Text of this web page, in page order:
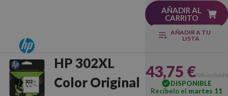
AÑADIR AL
CARRITO
AÑADIR A TU
LISTA
HP 302XL
Color Original
43,75 €IVA incluido
DISPONIBLE
Recíbelo el martes 11